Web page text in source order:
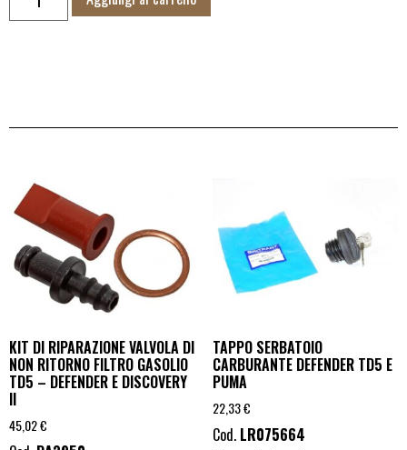
KIT DI RIPARAZIONE VALVOLA DI
NON RITORNO FILTRO GASOLIO
TD5 – DEFENDER E DISCOVERY
II
45,02€
TAPPO SERBATOIO
CARBURANTE DEFENDER TD5 E
PUMA
22,33€
Cod. LR075664